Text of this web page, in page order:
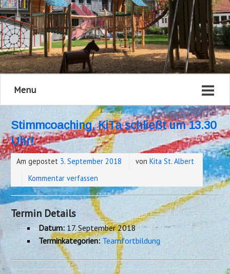
Menu
Stimmcoaching, KiTa schließt um 13.30
Uhr!
Am gepostet 3. September 2018 von Kita St. Albert
Kommentar verfassen
Termin Details
Datum: 17. September 2018
Terminkategorien: Teamfortbildung